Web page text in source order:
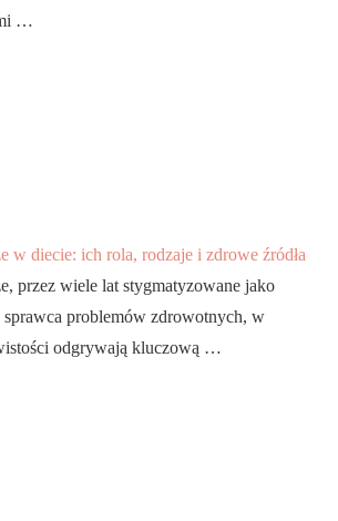
…
w diecie: ich rola, rodzaje i zdrowe źródła
przez wiele lat stygmatyzowane jako
sprawca problemów zdrowotnych, w
odgrywają kluczową …